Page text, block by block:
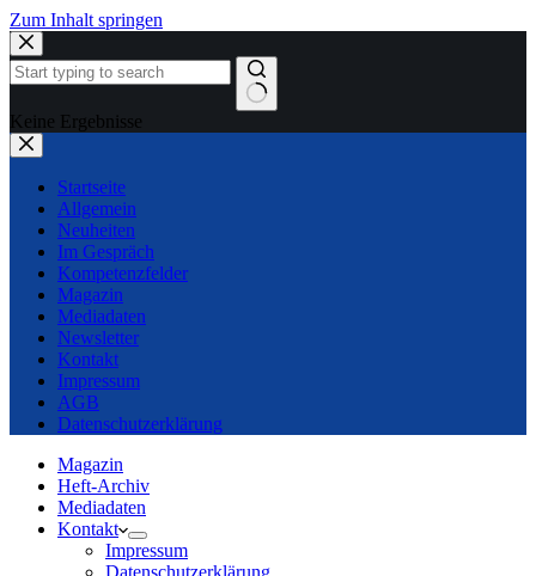
Zum Inhalt springen
Keine Ergebnisse
Startseite
Allgemein
Neuheiten
Im Gespräch
Kompetenzfelder
Magazin
Mediadaten
Newsletter
Kontakt
Impressum
AGB
Datenschutzerklärung
Magazin
Heft-Archiv
Mediadaten
Kontakt
Impressum
Datenschutzerklärung